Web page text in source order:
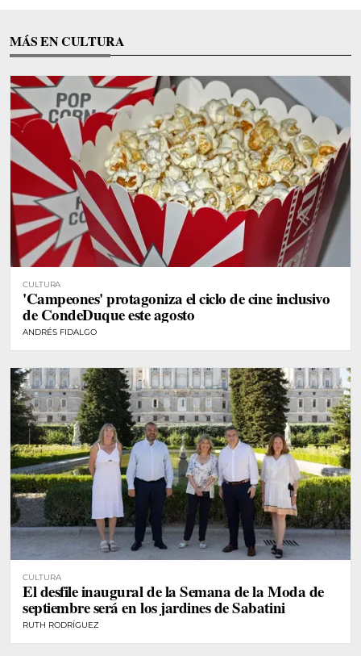
MÁS EN CULTURA
CULTURA
'Campeones' protagoniza el ciclo de cine inclusivo
de CondeDuque este agosto
ANDRÉS FIDALGO
CULTURA
El desfile inaugural de la Semana de la Moda de
septiembre será en los jardines de Sabatini
RUTH RODRÍGUEZ